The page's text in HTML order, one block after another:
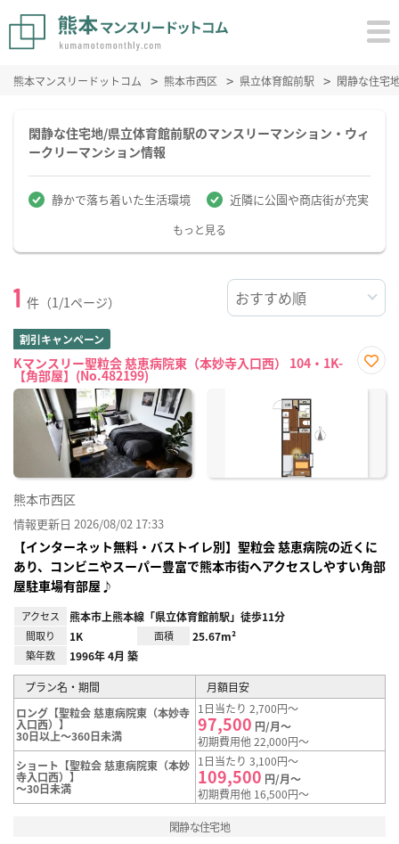
熊本マンスリードットコム 熊本市西区 県立体育館前駅 閑静な住宅
閑静な住宅地/県立体育館前駅のマンスリーマンション・ウィ
ークリーマンション情報
静かで落ち着いた生活環境 近隣に公園や商店街が充実
もっと見る
1 件（1/1ページ）
割引キャンペーン
Kマンスリー聖粒会 慈恵病院東（本妙寺入口西） 104・1K-
【角部屋】(No.482199)
に入
熊本市西区
情報更新日 2026/08/02 17:33
【インターネット無料・バストイレ別】聖粒会 慈恵病院の近くに
あり、コンビニやスーパー豊富で熊本市街へアクセスしやすい角部
屋駐車場有部屋♪
アクセス 熊本市上熊本線「県立体育館前駅」徒歩11分
間取り 1K 面積 25.67m²
築年数 1996年 4月 築
プラン名・期間
月額目安
ロング【聖粒会 慈恵病院東（本妙寺
入口西）】
30日以上～360日未満
1日当たり 2,700円～
97,500 円/月～
初期費用他 22,000円～
ショート【聖粒会 慈恵病院東（本妙
寺入口西）】
～30日未満
1日当たり 3,100円～
109,500 円/月～
初期費用他 16,500円～
閑静な住宅地